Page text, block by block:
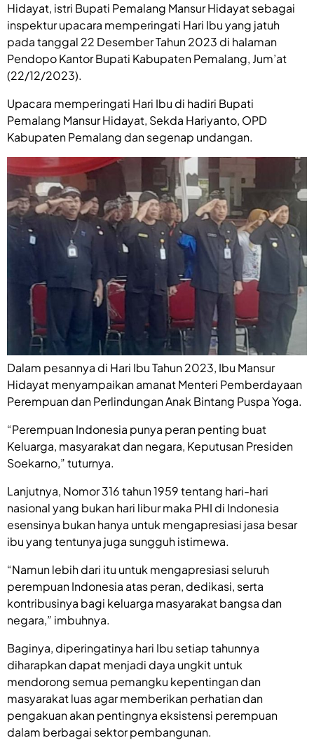
Hidayat, istri Bupati Pemalang Mansur Hidayat sebagai
inspektur upacara memperingati Hari Ibu yang jatuh
pada tanggal 22 Desember Tahun 2023 di halaman
Pendopo Kantor Bupati Kabupaten Pemalang, Jum’at
(22/12/2023).
Upacara memperingati Hari Ibu di hadiri Bupati
Pemalang Mansur Hidayat, Sekda Hariyanto, OPD
Kabupaten Pemalang dan segenap undangan.
Dalam pesannya di Hari Ibu Tahun 2023, Ibu Mansur
Hidayat menyampaikan amanat Menteri Pemberdayaan
Perempuan dan Perlindungan Anak Bintang Puspa Yoga.
“Perempuan Indonesia punya peran penting buat
Keluarga, masyarakat dan negara, Keputusan Presiden
Soekarno,” tuturnya.
Lanjutnya, Nomor 316 tahun 1959 tentang hari-hari
nasional yang bukan hari libur maka PHI di Indonesia
esensinya bukan hanya untuk mengapresiasi jasa besar
ibu yang tentunya juga sungguh istimewa.
“Namun lebih dari itu untuk mengapresiasi seluruh
perempuan Indonesia atas peran, dedikasi, serta
kontribusinya bagi keluarga masyarakat bangsa dan
negara,” imbuhnya.
Baginya, diperingatinya hari Ibu setiap tahunnya
diharapkan dapat menjadi daya ungkit untuk
mendorong semua pemangku kepentingan dan
masyarakat luas agar memberikan perhatian dan
pengakuan akan pentingnya eksistensi perempuan
dalam berbagai sektor pembangunan.